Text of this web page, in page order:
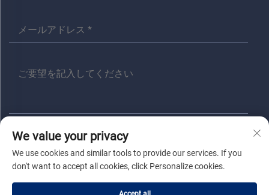
送信
著作権 © 嘉興アニタ電気有限公司 すべての権利は留保されます |
We value your privacy
We use cookies and similar tools to provide our services. If you
don't want to accept all cookies, click Personalize cookies.